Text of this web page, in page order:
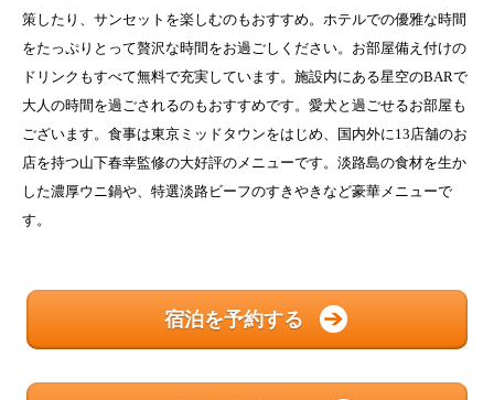
策したり、サンセットを楽しむのもおすすめ。ホテルでの優雅な時間
をたっぷりとって贅沢な時間をお過ごしください。お部屋備え付けの
ドリンクもすべて無料で充実しています。施設内にある星空のBARで
大人の時間を過ごされるのもおすすめです。愛犬と過ごせるお部屋も
ございます。食事は東京ミッドタウンをはじめ、国内外に13店舗のお
店を持つ山下春幸監修の大好評のメニューです。淡路島の食材を生か
した濃厚ウニ鍋や、特選淡路ビーフのすきやきなど豪華メニューで
す。
宿泊を予約する